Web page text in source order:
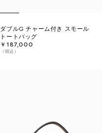
ダブルG チャーム付き スモール
トートバッグ
￥187,000
（税込）